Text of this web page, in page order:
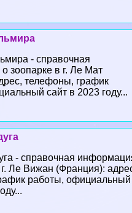
- справочная
зоопарке в г. Ле Мат
телефоны, график
сайт в 2023 году...
- справочная
г. Ле Вижан (Франция):
работы, официальный